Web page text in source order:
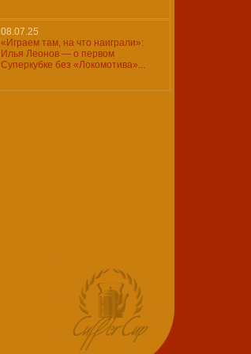
08.07.25
«Играем там, на что наиграли»:
Илья Леонов — о первом
Суперкубке без «Локомотива»...